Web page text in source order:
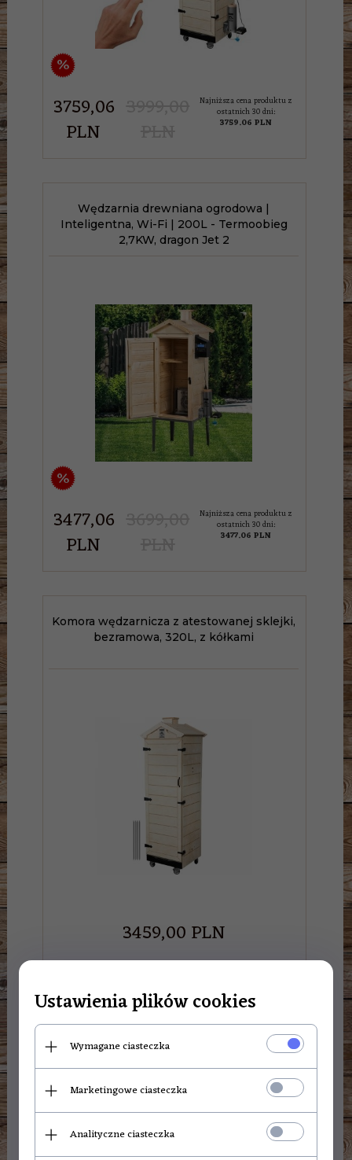
%
3759,06
PLN
Najniższa cena produktu z
ostatnich 30 dni:
3759.06 PLN
Wędzarnia drewniana ogrodowa |
Inteligentna, Wi-Fi | 200L - Termoobieg
2,7KW, dragon Jet 2
%
3477,06
PLN
Najniższa cena produktu z
ostatnich 30 dni:
3477.06 PLN
Komora wędzarnicza z atestowanej sklejki,
bezramowa, 320L, z kółkami
3459,00PLN
Wędzarnia dragON PLYWOOD NATURE
200L – cyfrowy sterownik, naturalne
drewno
Ustawienia plików cookies
Wymagane ciasteczka
Marketingowe ciasteczka
Analityczne ciasteczka